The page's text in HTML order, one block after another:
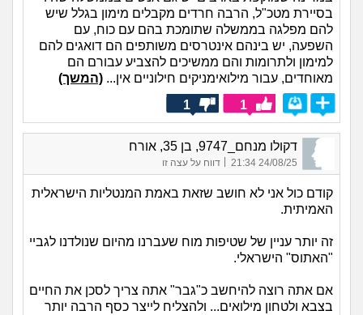
בסיירת מטכ"ל, הרבה חרדים מקבלים מימון בגלל שיש
להם מפלגה בממשלה שתומכת בהם עם כוח, עם
השפעה, יש בינהם אינטרסים משותפים הם דואגים להם
למימון ולתרומות והם ממשיכים להצביע עבורם הם
מאוחדים, עבור מילואימניקים חילוניים אין... (המשך)
1
1
דקולו מנחם_9747, בן 35, אורח
24/08/25 21:34 דווח על עצה זו
קודם כול אני לא חושב שזאת באמת המנטליות הישראלית
האמיתית.
זה יותר עניין של שטיפות מוח שעברנו מהיום שנולדנו לגביי
"האתוס" הישראלי.
אם אתה רוצה להיחשב כ"גבר" אתה צריך לסכן את החיים
בצבא ולטחון מילואים... ולהצליח לייצר כסף הרבה יותר